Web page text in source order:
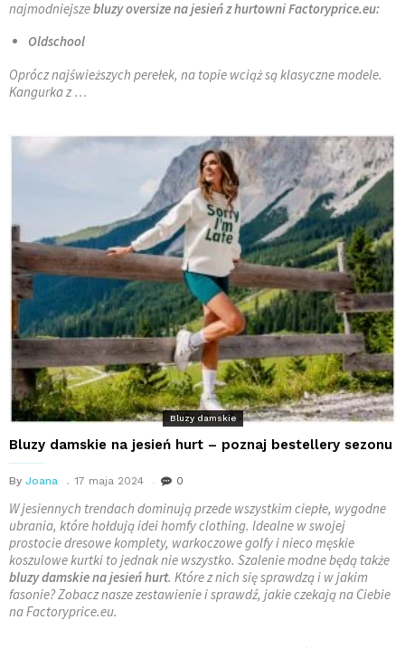
najmodniejszebluzy oversize na jesień z hurtowni Factoryprice.eu:
Oldschool
Oprócz najświeższych perełek, na topie wciąż są klasyczne modele.
Kangurka z …
Bluzy damskie
Bluzy damskie na jesień hurt – poznaj bestellery sezonu
By Joana 17 maja 2024 0
W jesiennych trendach dominują przede wszystkim ciepłe, wygodne
ubrania, które hołdują idei homfy clothing. Idealne w swojej
prostocie dresowe komplety, warkoczowe golfy i nieco męskie
koszulowe kurtki to jednak nie wszystko. Szalenie modne będą także
bluzy damskie na jesieńhurt. Które z nich się sprawdzą i w jakim
fasonie? Zobacz nasze zestawienie i sprawdź, jakie czekają na Ciebie
na Factoryprice.eu.